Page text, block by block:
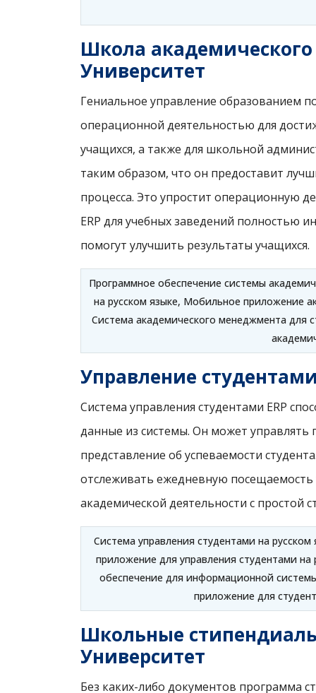
Школа
Университет
Гениальное управление образованием
операционной деятельностью для
учащихся, а также для школьной
таким образом, что он предоставит
процесса. Это упростит операционную
ERP для учебных заведений полностью
помогут улучшить результаты учащихся.
Программное обеспечение системы
на русском языке, Мобильное приложение
Система академического менеджмента для
Управление
Система управления студентами ERP
данные из системы. Он может управлять
представление об успеваемости
отслеживать ежедневную посещаемость
академической деятельности с простой
Система управления студентами на
приложение для управления студентами
обеспечение для информационной
приложение для
Школьные
Университет
Без каких-либо документов программа